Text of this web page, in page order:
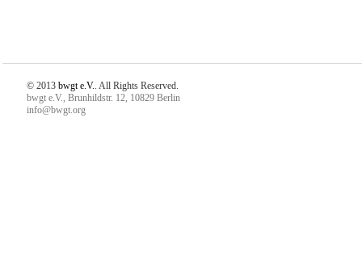
© 2013 bwgt e.V.. All Rights Reserved.
bwgt e.V., Brunhildstr. 12, 10829 Berlin
info@bwgt.org